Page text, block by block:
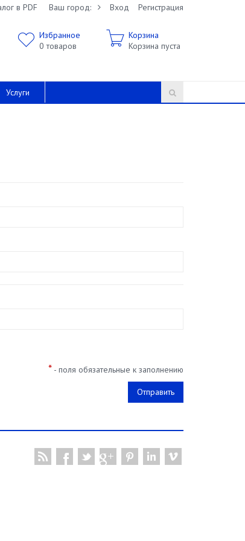
в PDF Ваш город: Вход Регистрация
Избранное
0 товаров
Корзина
Корзина пуста
Услуги
* - поля обязательные к заполнению